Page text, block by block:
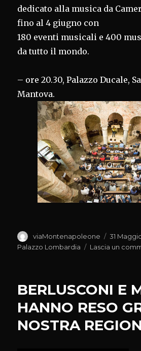
dedicato alla musica da
fino al 4 giugno con
180 eventi musicali e 400
da tutto il mondo.
– ore 20.30, Palazzo Ducale,
Mantova.
Autore
viaMontenapoleone
il
31
Palazzo Lombardia
Lascia un
BERLUSCONI E
HANNO RESO
NOSTRA